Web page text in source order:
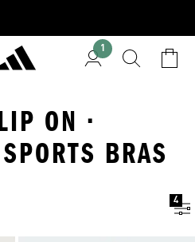
1
ON ·
BRAS
4